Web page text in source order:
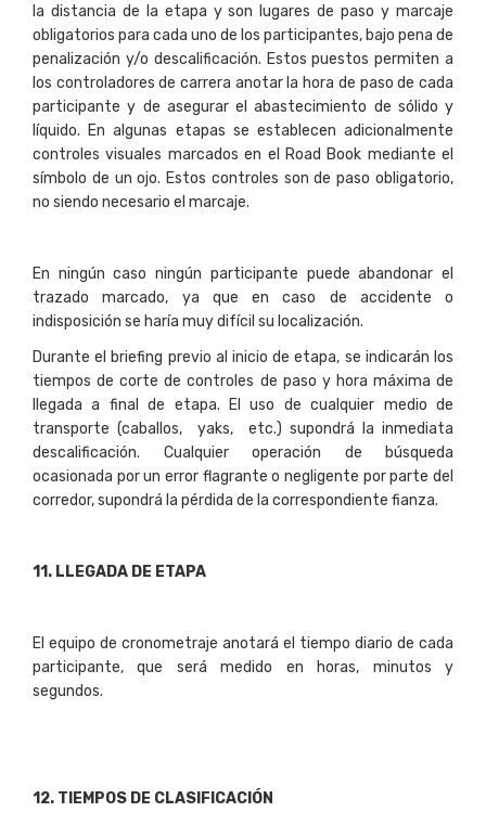
la distancia de la etapa y son lugares de paso y marcaje
obligatorios para cada uno de los participantes, bajo pena de
penalización y/o descalificación. Estos puestos permiten a
los controladores de carrera anotar la hora de paso de cada
participante y de asegurar el abastecimiento de sólido y
líquido. En algunas etapas se establecen adicionalmente
controles visuales marcados en el Road Book mediante el
símbolo de un ojo. Estos controles son de paso obligatorio,
no siendo necesario el marcaje.
En ningún caso ningún participante puede abandonar el
trazado marcado, ya que en caso de accidente o
indisposición se haría muy difícil su localización.
Durante el briefing previo al inicio de etapa, se indicarán los
tiempos de corte de controles de paso y hora máxima de
llegada a final de etapa. El uso de cualquier medio de
transporte (caballos, yaks, etc.) supondrá la inmediata
descalificación. Cualquier operación de búsqueda
ocasionada por un error flagrante o negligente por parte del
corredor, supondrá la pérdida de la correspondiente fianza.
11 . LLEGADA DE ETAPA
El equipo de cronometraje anotará el tiempo diario de cada
participante, que será medido en horas, minutos y
segundos.
12. TIEMPOS DE CLASIFICACIÓN